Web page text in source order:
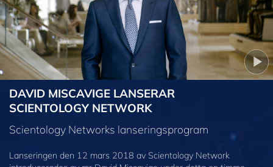
DAVID MISCAVIGE LANSERAR
SCIENTOLOGY NETWORK
Scientology Networks lanseringsprogram
Lanseringen den 12 mars 2018 av Scientology Network